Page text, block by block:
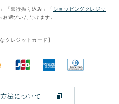
「銀行振り込み」「 ショッピングクレジッ
お選びいただけます。
クレジットカード】
法について